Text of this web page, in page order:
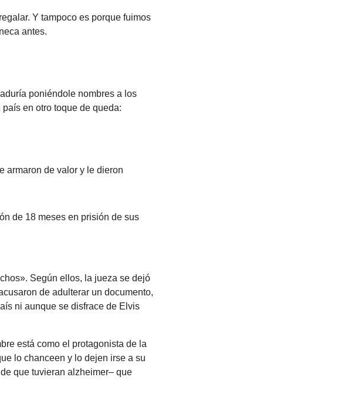
Y tampoco es porque fuimos
antes.
poniéndole nombres a los
en otro toque de queda:
armaron de valor y le dieron
de 18 meses en prisión de sus
Según ellos, la jueza se dejó
de adulterar un documento,
ni aunque se disfrace de Elvis
está como el protagonista de la
lo chanceen y lo dejen irse a su
que tuvieran alzheimer– que